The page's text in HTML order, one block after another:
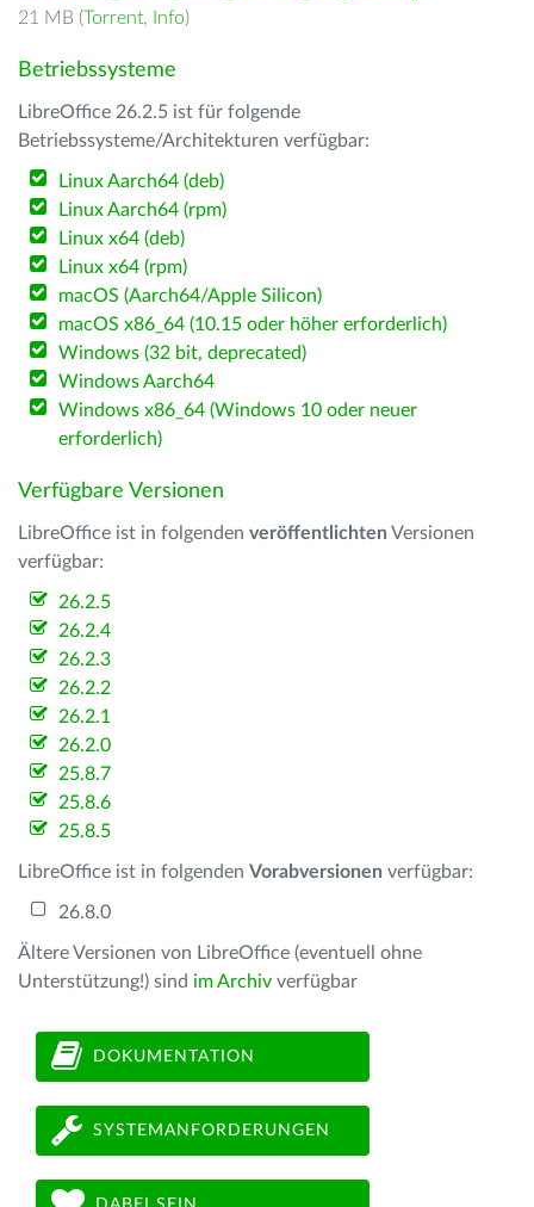
21 MB (Torrent, Info)
Betriebssysteme
LibreOffice 26.2.5 ist für folgende
Betriebssysteme/Architekturen verfügbar:
Linux Aarch64 (deb)
Linux Aarch64 (rpm)
Linux x64 (deb)
Linux x64 (rpm)
macOS (Aarch64/Apple Silicon)
macOS x86_64 (10.15 oder höher erforderlich)
Windows (32 bit, deprecated)
Windows Aarch64
Windows x86_64 (Windows 10 oder neuer
erforderlich)
Verfügbare Versionen
LibreOffice ist in folgenden veröffentlichten Versionen
verfügbar:
26.2.5
26.2.4
26.2.3
26.2.2
26.2.1
26.2.0
25.8.7
25.8.6
25.8.5
LibreOffice ist in folgenden Vorabversionen verfügbar:
26.8.0
Ältere Versionen von LibreOffice (eventuell ohne
Unterstützung!) sind im Archiv verfügbar
DOKUMENTATION
SYSTEMANFORDERUNGEN